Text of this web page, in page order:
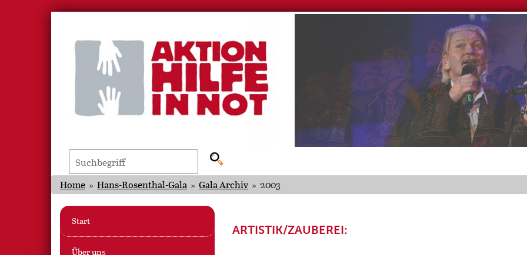
Home » Hans-Rosenthal-Gala » Gala Archiv » 2003
Start
Über uns
ARTISTIK/ZAUBEREI: